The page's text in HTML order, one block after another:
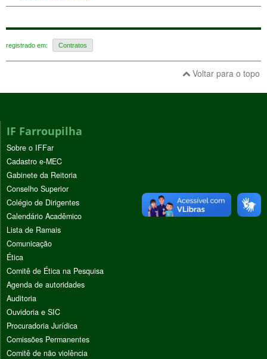
registrado em: Contratos
Voltar para o topo
IF Farroupilha
Sobre o IFFar
Cadastro e-MEC
Gabinete da Reitoria
Conselho Superior
Colégio de Dirigentes
Calendário Acadêmico
Lista de Ramais
Comunicação
Ética
Comitê de Ética na Pesquisa
Agenda de autoridades
Auditoria
Ouvidoria e SIC
Procuradoria Jurídica
Comissões Permanentes
Comitê de não violência